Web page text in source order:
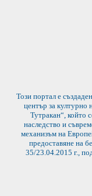
Този портал е
център за културно
Тутракан“, който
наследство и
механизъм на
предоставяне на
35/23.04.2015 г.,